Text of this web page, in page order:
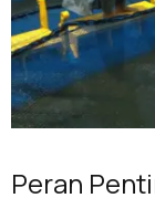
Peran